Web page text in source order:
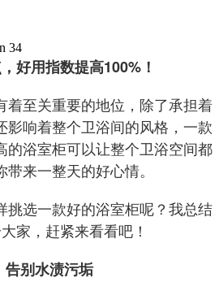
34
好用指数提高100%！
着至关重要的地位，除了承担着
影响着整个卫浴间的风格，一款
的浴室柜可以让整个卫浴空间都
来一整天的好心情。
挑选一款好的浴室柜呢？我总结
家，赶紧来看看吧！
告别水渍污垢